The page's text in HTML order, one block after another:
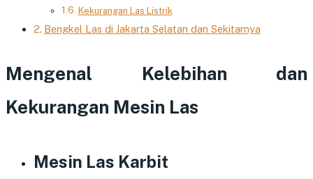
Kekurangan Las Listrik
Bengkel Las di Jakarta Selatan dan Sekitarnya
Mengenal Kelebihan dan
Kekurangan Mesin Las
Mesin Las Karbit